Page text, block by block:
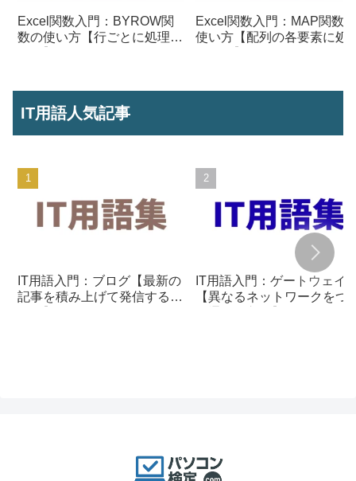
Excel関数入門：BYROW関
数の使い方【行ごとに処理を
Excel関数入門：MAP関数の
使い方【配列の各要素に処
IT用語人気記事
IT用語入門：ブログ【最新の
記事を積み上げて発信する仕
IT用語入門：ゲートウェイ
【異なるネットワークをつ